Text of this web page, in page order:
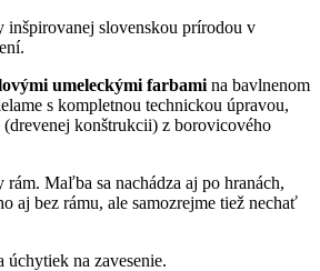
inšpirovanej slovenskou prírodou v
umeleckými farbami na bavlnenom
s kompletnou technickou úpravou,
konštrukcii) z borovicového
Maľba sa nachádza aj po hranách,
aj bez rámu, ale samozrejme tiež nechať
úchytiek na zavesenie.